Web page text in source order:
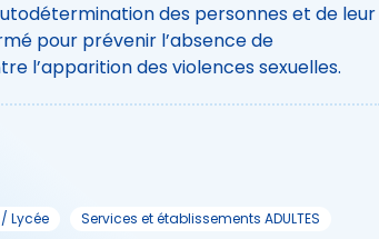
des personnes et de leur
pour prévenir l’absence de
l’apparition des violences sexuelles.
Lycée
Services et établissements ADULTES